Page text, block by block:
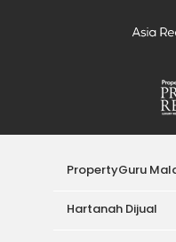
PropertyGuru
Hartanah Dijual